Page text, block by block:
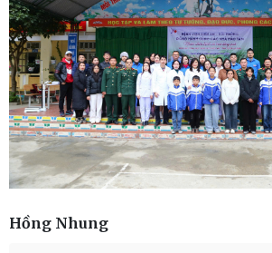
Hồng Nhung